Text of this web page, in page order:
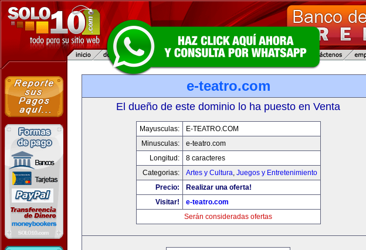
e-teatro.com
El dueño de este dominio lo ha puesto en Venta
Mayusculas:
E-TEATRO.COM
Minusculas:
e-teatro.com
Longitud:
8 caracteres
Categorias:
Artes y Cultura, Juegos y Entretenimiento
Precio:
Realizar una oferta!
Visitar!
e-teatro.com
Serán consideradas ofertas